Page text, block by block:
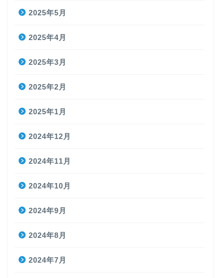
2025年5月
2025年4月
2025年3月
2025年2月
2025年1月
2024年12月
2024年11月
2024年10月
2024年9月
2024年8月
2024年7月